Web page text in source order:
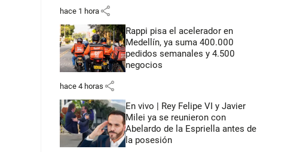
hace 1 hora share
Rappi pisa el acelerador en
Medellín, ya suma 400.000
pedidos semanales y 4.500
negocios
hace 4 horas share
En vivo | Rey Felipe VI y Javier
Milei ya se reunieron con
Abelardo de la Espriella antes de
la posesión